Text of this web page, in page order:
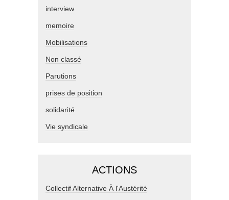
interview
memoire
Mobilisations
Non classé
Parutions
prises de position
solidarité
Vie syndicale
ACTIONS
Collectif Alternative À l'Austérité